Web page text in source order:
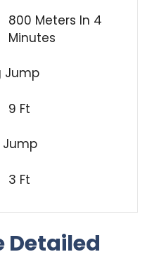
800 Meters In 4
Minutes
Jump
9 Ft
Jump
3 Ft
Detailed